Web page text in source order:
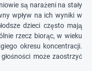
są narażeni na stały
wpływ na ich wyniki w
dzieci często mają
rzecz biorąc, w wieku
okresu koncentracji.
może zaostrzyć